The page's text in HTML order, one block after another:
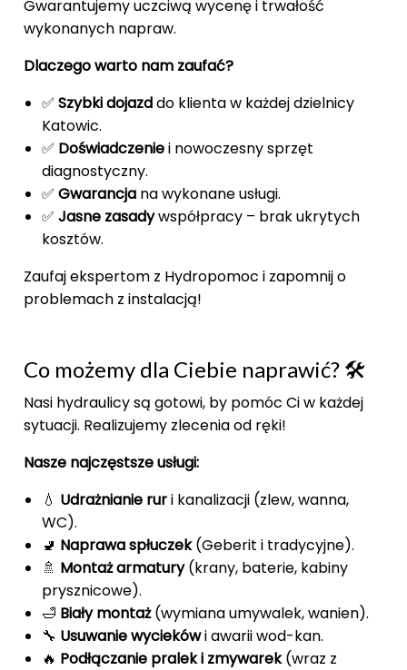
Gwarantujemy uczciwą wycenę i trwałość
wykonanych napraw.
Dlaczego warto nam zaufać?
✅ Szybki dojazddo klienta w każdej dzielnicy
Katowic.
✅ Doświadczeniei nowoczesny sprzęt
diagnostyczny.
✅ Gwarancja na wykonane usługi.
✅ Jasne zasadywspółpracy – brak ukrytych
kosztów.
Zaufaj ekspertom z Hydropomoc i zapomnij o
problemach z instalacją!
Co możemy dla Ciebie naprawić? 🛠️
Nasi hydraulicy są gotowi, by pomóc Ci w każdej
sytuacji. Realizujemy zlecenia od ręki!
Nasze najczęstsze usługi:
💧 Udrażnianie ruri kanalizacji (zlew, wanna,
WC).
🚽 Naprawa spłuczek(Geberit i tradycyjne).
🚿 Montaż armatury(krany, baterie, kabiny
prysznicowe).
🛁 Biały montaż(wymiana umywalek, wanien).
🔧 Usuwanie wyciekówi awarii wod-kan.
🔥 Podłączanie pralek i zmywarek(wraz z